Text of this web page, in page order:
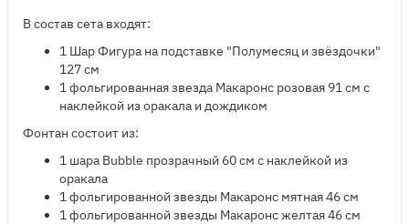
В состав сета входят:
1 Шар Фигура на подставке "Полумесяц и звёздочки"
127 см
1 фольгированная звезда Макаронс розовая 91 см с
наклейкой из оракала и дождиком
Фонтан состоит из:
​1 шара Bubble прозрачный 60 см с наклейкой из
оракала
1 фольгированной звезды Макаронс мятная 46 см
1 фольгированной звезды Макаронс желтая 46 см